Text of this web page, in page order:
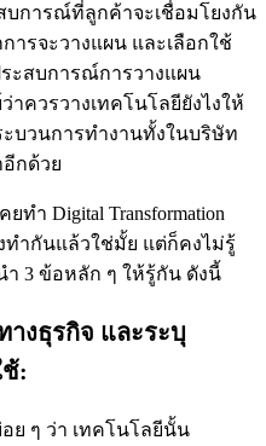
การณ์ที่ลูกค้าจะเชื่อมโยงกัน
ารจะวางแผน และเลือกใช้
ะสบการณ์การวางแผน
ควรวางเทคโนโลยียังไงให้
บวนการทำงานทั้งในบริษัท
กด้วย
ทำ Digital Transformation
ำกันแล้วใช่มั้ย แต่ก็คงไม่รู้
ำ 3 ข้อหลัก ๆ ให้รู้กัน ดังนี้
างธุรกิจ และระบุ
ช้:
ย ๆ ว่า เทคโนโลยีนั้น